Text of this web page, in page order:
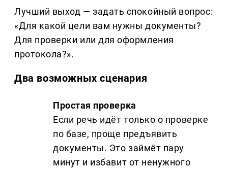
Лучший выход — задать спокойный вопрос:
«Для какой цели вам нужны документы?
Для проверки или для оформления
протокола?».
Два возможных сценария
Простая проверка
Если речь идёт только о проверке
по базе, проще предъявить
документы. Это займёт пару
минут и избавит от ненужного